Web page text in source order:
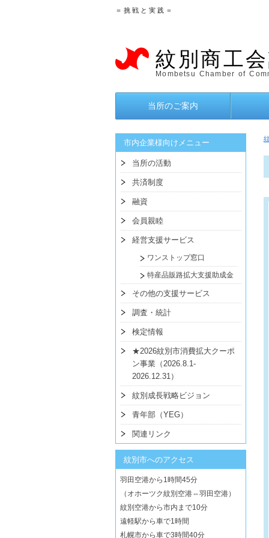
＝ 挑 戦 と 実 践 ＝
紋別商工
Mombetsu Chamber of
当所のご案内
市内企業様向けメニュー
当所の活動
共済制度
融資
会員親睦
経営支援サービス
ワンストップ窓口
特産品販路拡大支援助成金
その他の支援サービス
調査・統計
検定情報
★2026紋別市消費拡大クーポ
ン事業（2026.8.1-
2026.12.31）
紋別成長戦略ビジョン
青年部（YEG）
関連リンク
紋別市へのアクセス
羽田空港から1時間45分
（オホーツク紋別空港⇔羽田空港）
紋別空港から市内まで10分
遠軽駅から車で1時間
札幌市から車で3時間40分